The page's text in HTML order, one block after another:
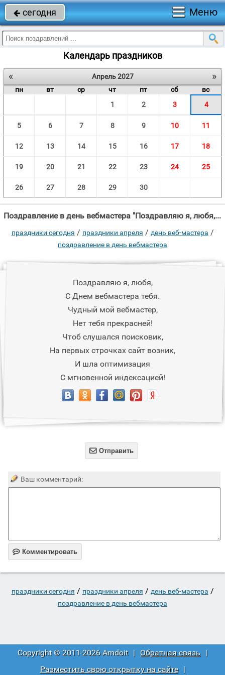
 сегодня Меню
Календарь праздников
« »
Апрель 2027
пн
вт ср чт пт сб
вс
1
2 3 4
5 6 7 8 9 10 11
12 13 14 15 16 17 18
19 20 21 22 23 24 25
26 27 28 29 30
Поздравление в день вебмастера "Поздравляю я, любя, С Днем вебмастера тебя."
праздники сегодня / праздники апреля / день веб-мастера /
поздравление в день вебмастера
Поздравляю я, любя,
С Днем вебмастера тебя.
Чудный мой вебмастер,
Нет тебя прекрасней!
Чтоб слушался поисковик,
На первых строчках сайт возник,
И шла оптимизация
С мгновенной индексацией!
 Отправить
Ваш комментарий:
 Комментировать
праздники сегодня / праздники апреля / день веб-мастера /
поздравление в день вебмастера
Copyright © 2011-2026 Amdoit | Обратная связь |
Разместить свою открытку на сайте
|